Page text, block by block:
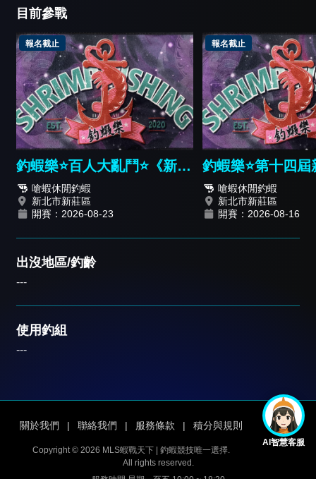
目前參戰
報名截止
釣蝦樂⭐️百人大亂鬥⭐️《新人
報名篇》
嗆蝦休閒釣蝦
新北市新莊區
開賽：2026-08-23
報名截止
釣蝦樂⭐️第十四屆
嗆蝦休閒釣蝦
新北市新莊區
開賽：2026-08-16
出沒地區/釣齡
---
使用釣組
---
AI智慧客服
關於我們 | 聯絡我們 | 服務條款 | 積分與規則
Copyright © 2026 MLS蝦戰天下 | 釣蝦競技唯一選擇.
All rights reserved.